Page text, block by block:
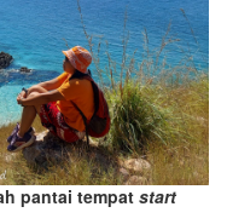
pantai tempat start